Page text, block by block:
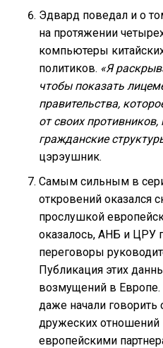
Эдвард поведал и о
на протяжении
компьютеры
политиков. «Я
чтобы показать
правительства,
от своих противников,
гражданские
цэрэушник.
Самым сильным в
откровений оказался
прослушкой
оказалось, АНБ и ЦРУ
переговоры
Публикация этих
возмущений в
даже начали
дружеских
европейскими